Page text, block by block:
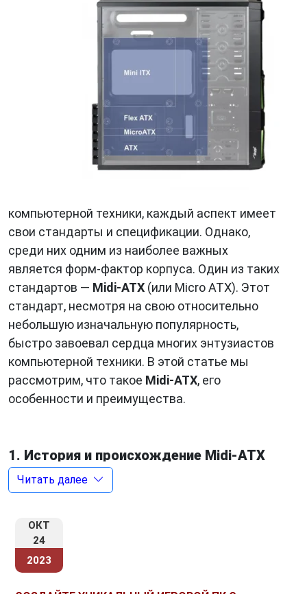
компьютерной техники, каждый аспект имеет
свои стандарты и спецификации. Однако,
среди них одним из наиболее важных
является форм-фактор корпуса. Один из таких
стандартов — Midi-ATX (или Micro ATX). Этот
стандарт, несмотря на свою относительно
небольшую изначальную популярность,
быстро завоевал сердца многих энтузиастов
компьютерной техники. В этой статье мы
рассмотрим, что такое Midi-ATX, его
особенности и преимущества.
1. История и происхождение Midi-ATX
Midi-ATXбыл представлен компанией Intel в
предусматривал уменьшение размеров
корпусов, что позволяло сократить габариты
компьютерных систем и сделать их более
Читать далее
ОКТ
24
2023